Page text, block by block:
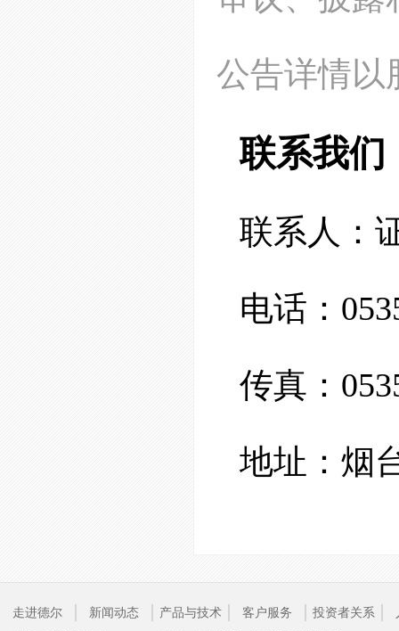
公告详情以
联系我们
联系人：
电话：
传真：
地址：烟
走进德尔 新闻动态 产品与技术 客户服务 投资者关系